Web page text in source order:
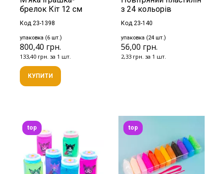
брелок Кіт 12 см
Код 23-1398
упаковка (6 шт.)
800,40 грн.
133,40 грн. за 1 шт.
КУПИТИ
з 24 кольорів
Код 23-140
упаковка (24 шт.)
56,00 грн.
2,33 грн. за 1 шт.
top top